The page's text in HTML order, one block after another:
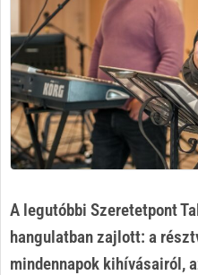
A legutóbbi Szeretetpont
hangulatban zajlott: a
mindennapok kihívásairól,